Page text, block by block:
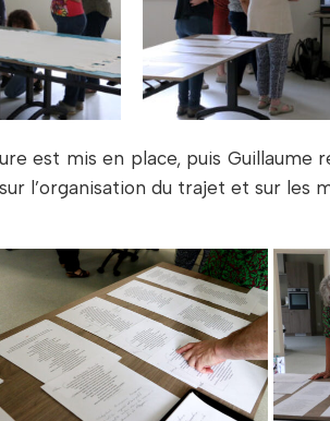
est mis en place, puis
l’organisation du trajet et sur les